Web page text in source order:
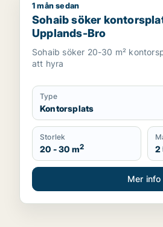
Sohaib söker kontorsplats
1 mån sedan
Sohaib söker
Upplands-Bro
Sohaib söker 20-30 m²
att hyra
Type
Kontorsplats
Storlek
20 - 30 m2 2
Mer info